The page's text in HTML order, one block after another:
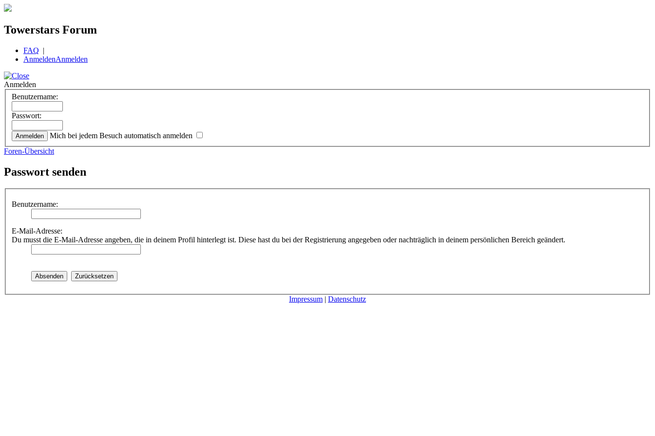
Towerstars Forum
FAQ |
AnmeldenAnmelden
Anmelden
Benutzername:
Passwort:
Mich bei jedem Besuch automatisch anmelden
Foren-Übersicht
Passwort senden
Benutzername:
E-Mail-Adresse:
Du musst die E-Mail-Adresse angeben, die in deinem Profil hinterlegt ist. Diese hast du bei der Registrierung angegeben oder nachträglich in deinem persönlichen Bereich geändert.
Impressum | Datenschutz